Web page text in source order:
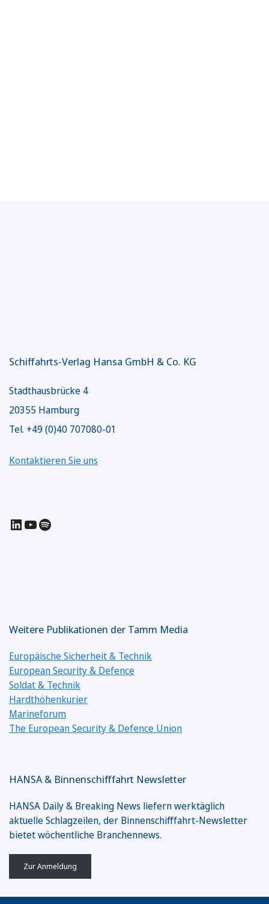
Schiffahrts-Verlag Hansa GmbH & Co. KG
Stadthausbrücke 4
20355 Hamburg
Tel. +49 (0)40 707080-01
Kontaktieren Sie uns
LinkedIn
YouTube
Spotify
Weitere Publikationen der Tamm Media
Europäische Sicherheit & Technik
European Security & Defence
Soldat & Technik
Hardthöhenkurier
Marineforum
The European Security & Defence Union
HANSA & Binnenschifffahrt Newsletter
HANSA Daily & Breaking News liefern werktäglich
aktuelle Schlagzeilen, der Binnenschifffahrt-Newsletter
bietet wöchentliche Branchennews.
Zur Anmeldung